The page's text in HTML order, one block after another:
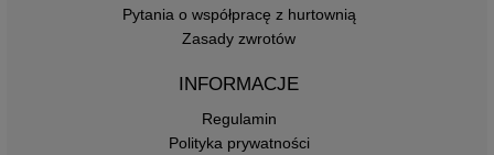
Pytania o współpracę z hurtownią
Zasady zwrotów
INFORMACJE
Regulamin
Polityka prywatności